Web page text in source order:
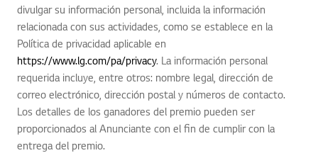
divulgar su información personal, incluida la información
relacionada con sus actividades, como se establece en la
Política de privacidad aplicable en
https://www.lg.com/pa/privacy. La información personal
requerida incluye, entre otros: nombre legal, dirección de
correo electrónico, dirección postal y números de contacto.
Los detalles de los ganadores del premio pueden ser
proporcionados al Anunciante con el fin de cumplir con la
entrega del premio.